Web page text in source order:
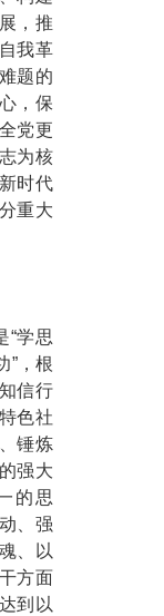
，推
我革
题的
，保
党更
为核
时代
重大
“学思
”，根
信行
色社
锤炼
强大
的思
、强
、以
方面
到以